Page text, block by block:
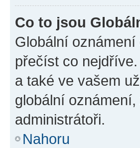
Co to jsou
Globální
přečíst co
a také ve vašem
globální
administrátoři.
Nahoru